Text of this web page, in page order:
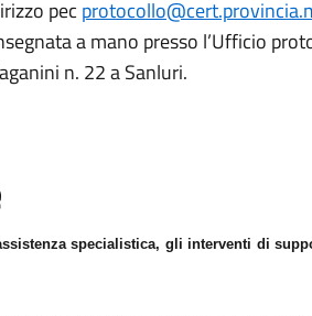
pec
a mano presso l’Ufficio
n. 22 a Sanluri.
specialistica, gli interventi di